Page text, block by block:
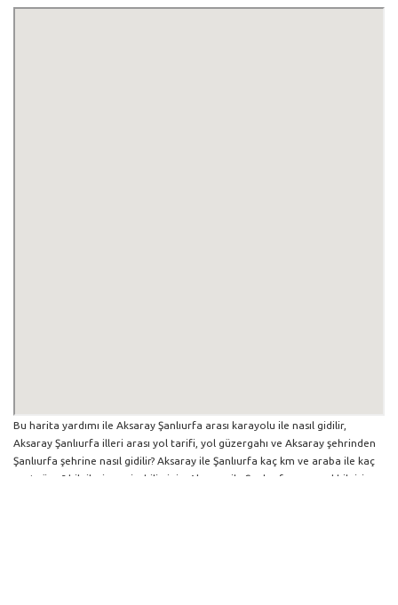
Bu harita yardımı ile Aksaray Şanlıurfa arası karayolu ile nasıl gidilir,
Aksaray Şanlıurfa illeri arası yol tarifi, yol güzergahı ve Aksaray şehrinden
Şanlıurfa şehrine nasıl gidilir? Aksaray ile Şanlıurfa kaç km ve araba ile kaç
saat sürer? bilgilerine erişebilirsiniz. Aksaray ile Şanlıurfa arası yol bilgisi